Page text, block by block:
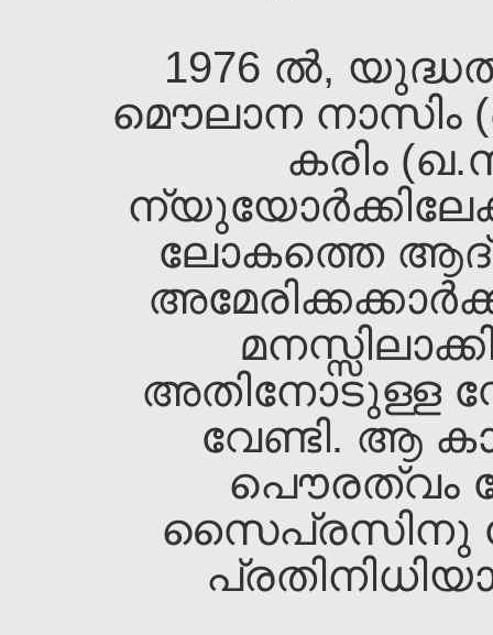
1976 ല്‍,
മൌലാന
കരിം
ലോകത്തെ
അതിനോടുള്ള
വേണ്ടി. ആ
പൌരത്വം
സൈപ്രസിനു